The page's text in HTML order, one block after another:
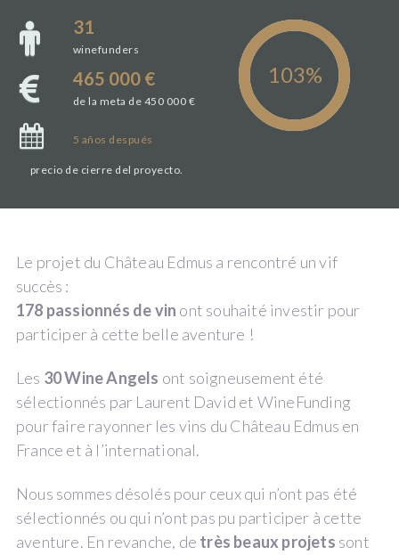
31
winefunders
465 000 €
de la meta de 450 000 €
5 años después
precio de cierre del proyecto.
Le projet du Château Edmus a rencontré un vif
succès :
178 passionnés de vin ont souhaité investir pour
participer à cette belle aventure !
Les 30 Wine Angels ont soigneusement été
sélectionnés par Laurent David et WineFunding
pour faire rayonner les vins du Château Edmus en
France et à l’international.
Nous sommes désolés pour ceux qui n’ont pas été
sélectionnés ou qui n’ont pas pu participer à cette
aventure. En revanche, de très beaux projets sont